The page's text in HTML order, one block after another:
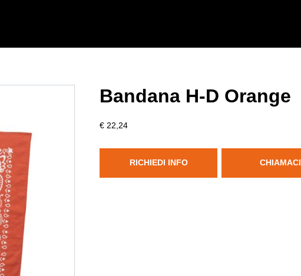
Bandana H-D Orange
€ 22,24
RICHIEDI INFO CHIAMACI